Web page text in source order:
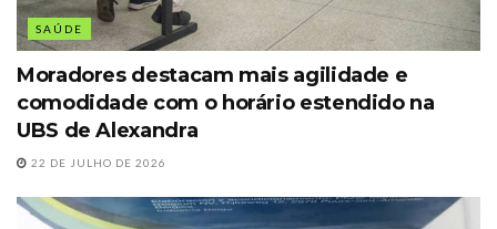
SAÚDE
Moradores destacam mais agilidade e
comodidade com o horário estendido na
UBS de Alexandra
22 DE JULHO DE 2026